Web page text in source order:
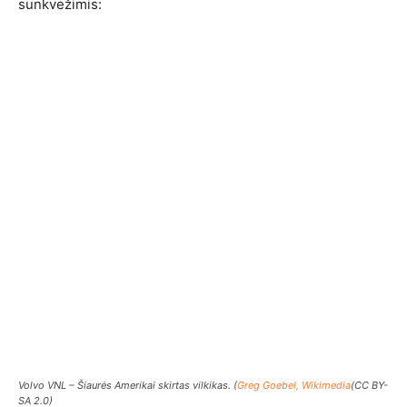
sunkvežimis:
Volvo VNL – Šiaurės Amerikai skirtas vilkikas. (Greg Goebel, Wikimedia(CC BY-
SA 2.0)